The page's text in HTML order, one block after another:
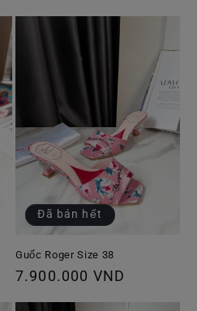
Đã bán hết
Guốc Roger Size 38
Giá
7.900.000 VND